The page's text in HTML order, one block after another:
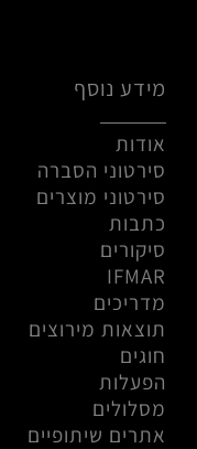
מידע נוסף
אודות
סירטוני הסברה
סירטוני מוצרים
כתבות
סיקורים
IFMAR
מדריכים
תוצאות מירוצים
חוגים
הפעלות
מסלולים
אתרים שיתופיים